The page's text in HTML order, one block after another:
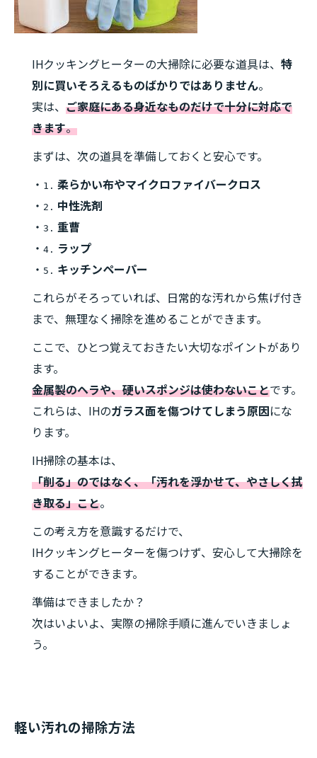
IHクッキングヒーターの大掃除に必要な道具は、 特
別に買いそろえるものばかりではありません。
実は、 ご家庭にある身近なものだけで十分に対応で
きます。
まずは、次の道具を準備しておくと安心です。
・ 1. 柔らかい布やマイクロファイバークロス
・ 2. 中性洗剤
・ 3. 重曹
・ 4. ラップ
・ 5. キッチンペーパー
これらがそろっていれば、日常的な汚れから焦げ付き
まで、無理なく掃除を進めることができます。
ここで、ひとつ覚えておきたい大切なポイントがあり
ます。
金属製のヘラや、硬いスポンジは使わないことです。
これらは、IHのガラス面を傷つけてしまう原因 にな
ります。
IH掃除の基本は、
「削る」のではなく、「汚れを浮かせて、やさしく拭
き取る」こと。
この考え方を意識するだけで、
IHクッキングヒーターを傷つけず、安心して大掃除を
することができます。
準備はできましたか？
次はいよいよ、実際の掃除手順に進んでいきましょ
う。
軽い汚れの掃除方法